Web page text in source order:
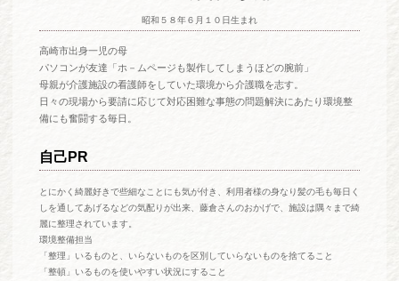
昭和５８年６月１０日生まれ
高崎市出身一児の母
パソコンが友達「ホ－ムページも製作してしまうほどの腕前」
母親が介護施設の看護師をしていた環境から介護職を志す。
日々の現場から要請に応じて対応困難な事態の問題解決にあたり環境整
備にも奮闘する毎日。
自己PR
とにかく綺麗好きで些細なことにも気が付き、利用者様の身なり髪の毛も毎日く
しを通してあげるなどの気配りが出来、藤倉さんのおかげで、施設は隅々まで綺
麗に整理されています。
環境整備担当
「整理」いるものと、いらないものを区別していらないものを捨てること
「整頓」いるものを使いやすい状況にすること